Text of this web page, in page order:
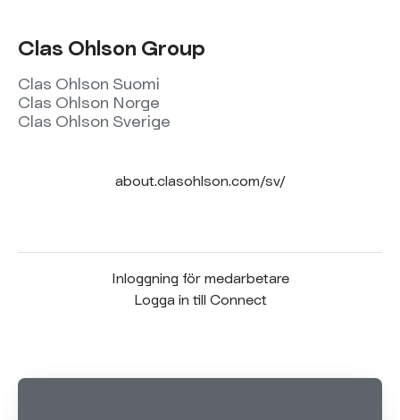
Clas Ohlson Group
Clas Ohlson Suomi
Clas Ohlson Norge
Clas Ohlson Sverige
about.clasohlson.com/sv/
Inloggning för medarbetare
Logga in till Connect